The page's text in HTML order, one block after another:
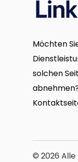
Möchten
solchen
© 2026